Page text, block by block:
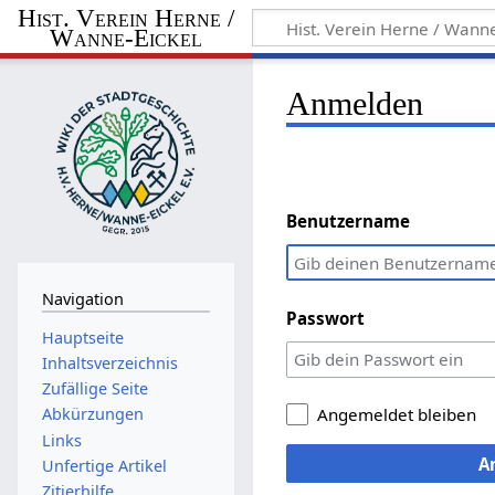
Hist. Verein Herne /
Wanne-Eickel
Anmelden
Benutzername
Passwort
Angemeldet bleiben
Navigation
Hauptseite
Inhaltsverzeichnis
Zufällige Seite
Abkürzungen
Links
Unfertige Artikel